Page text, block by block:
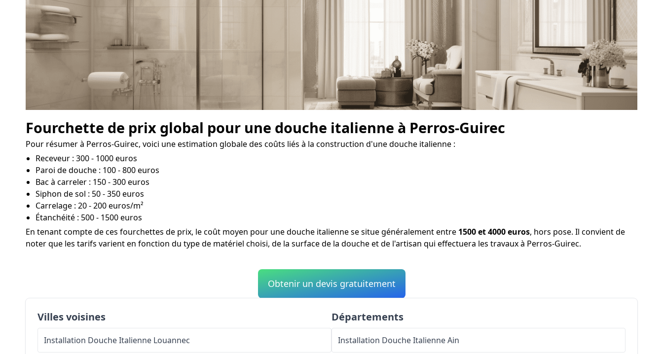
Fourchette de prix global pour une douche italienne à Perros-Guirec
Pour résumer à Perros-Guirec, voici une estimation globale des coûts liés à la construction d'une douche italienne :
Receveur : 300 - 1000 euros
Paroi de douche : 100 - 800 euros
Bac à carreler : 150 - 300 euros
Siphon de sol : 50 - 350 euros
Carrelage : 20 - 200 euros/m²
Étanchéité : 500 - 1500 euros
En tenant compte de ces fourchettes de prix, le coût moyen pour une douche italienne se situe généralement entre 1500 et 4000 euros, hors pose. Il convient de
noter que les tarifs varient en fonction du type de matériel choisi, de la surface de la douche et de l'artisan qui effectuera les travaux à Perros-Guirec.
Obtenir un devis gratuitement
Villes voisines
Installation Douche Italienne Louannec
Départements
Installation Douche ItalienneAin